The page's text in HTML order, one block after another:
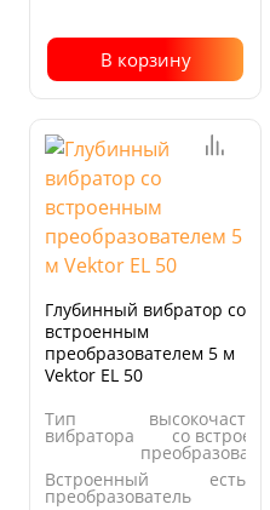
В корзину
Глубинный вибратор со
встроенным
преобразователем 5 м
Vektor EL 50
Тип
вибратора со
Встроенный
преобразователь
есть